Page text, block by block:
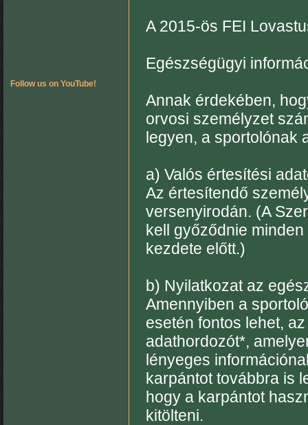
Follow us on YouTube!
A 2015-ös FEI
Egészségügyi
Annak érdekében,
orvosi személyzet
legyen, a sportolónak
a) Valós értesítési
Az értesítendő
versenyirodán. (A
kell győződnie
kezdete előtt.)
b) Nyilatkozat az
Amennyiben a
esetén fontos lehet,
adathordozót*,
lényeges
karpántot továbbra is
hogy a karpántot
kitölteni.